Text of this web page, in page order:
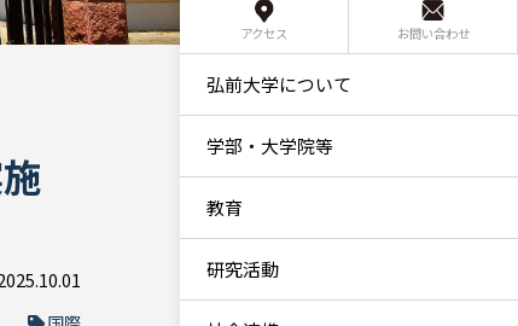
アクセス お問い合わせ
弘前大学について
学部・大学院等
教育
研究活動